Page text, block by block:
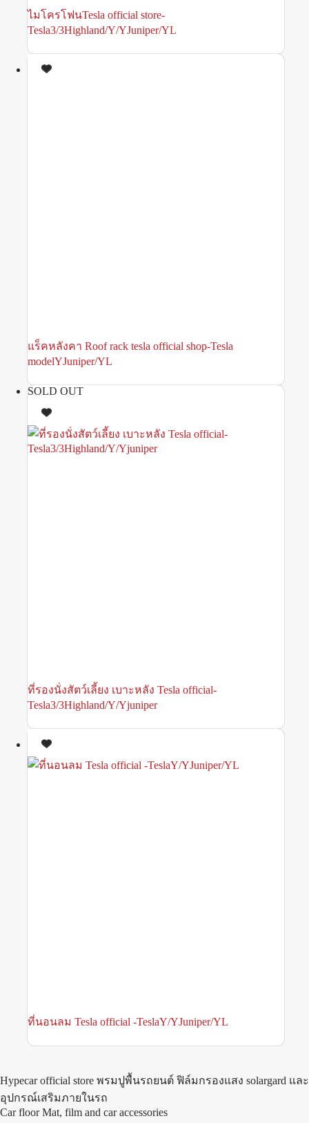
ไมโครโฟนTesla official store-
Tesla3/3Highland/Y/YJuniper/YL
แร็คหลังคา Roof rack tesla official shop-Tesla
modelYJuniper/YL
SOLD OUT
ที่รองนั่งสัตว์เลี้ยง เบาะหลัง Tesla official-
Tesla3/3Highland/Y/Yjuniper
ที่นอนลม Tesla official -TeslaY/YJuniper/YL
Hypecar official store พรมปูพื้นรถยนต์ ฟิล์มกรองแสง solargard และ
อุปกรณ์เสริมภายในรถ
Car floor Mat, film and car accessories